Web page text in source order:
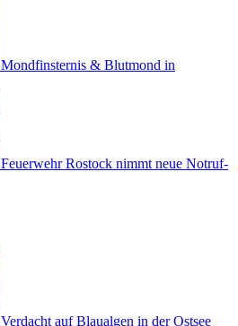
Mondfinsternis & Blutmond in
Feuerwehr Rostock nimmt neue Notruf-
Verdacht auf Blaualgen in der Ostsee